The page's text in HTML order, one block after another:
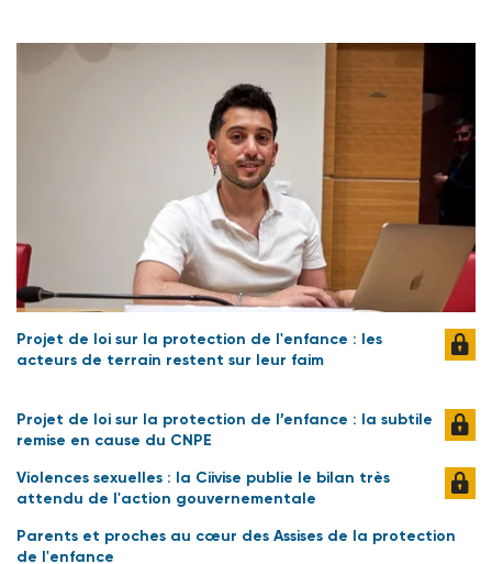
Projet de loi sur la protection de l'enfance : les
acteurs de terrain restent sur leur faim
Projet de loi sur la protection de l’enfance : la subtile
remise en cause du CNPE
Violences sexuelles : la Ciivise publie le bilan très
attendu de l'action gouvernementale
Parents et proches au cœur des Assises de la protection
de l'enfance